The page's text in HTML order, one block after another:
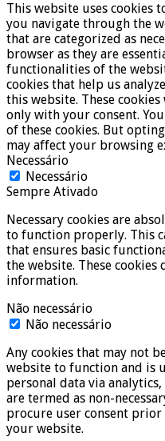
This website uses cookies
you navigate through the
that are categorized as
browser as they are
functionalities of the
cookies that help us
this website. These
only with your consent.
of these cookies. But
may affect your browsing
Necessário
Necessário
Sempre Ativado
Necessary cookies are
to function properly. This
that ensures basic
the website. These cookies
information.
Não necessário
Não necessário
Any cookies that may not
website to function and is
personal data via
are termed as non-
procure user consent
your website.